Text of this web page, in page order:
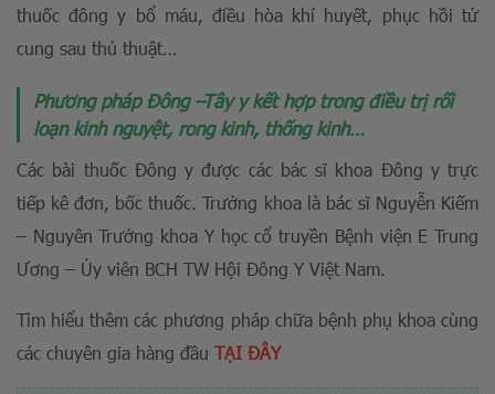
thuốc đông y bổ máu, điều hòa khí huyết, phục hồi tử
cung sau thủ thuật…
Phương pháp Đông –Tây y kết hợp trong điều trị rối
loạn kinh nguyệt, rong kinh, thống kinh…
Các bài thuốc Đông y được các bác sĩ khoa Đông y trực
tiếp kê đơn, bốc thuốc. Trưởng khoa là bác sĩ Nguyễn Kiếm
– Nguyên Trưởng khoa Y học cổ truyền Bệnh viện E Trung
Ương – Ủy viên BCH TW Hội Đông Y Việt Nam.
Tìm hiểu thêm các phương pháp chữa bệnh phụ khoa cùng
các chuyên gia hàng đầu TẠI ĐÂY